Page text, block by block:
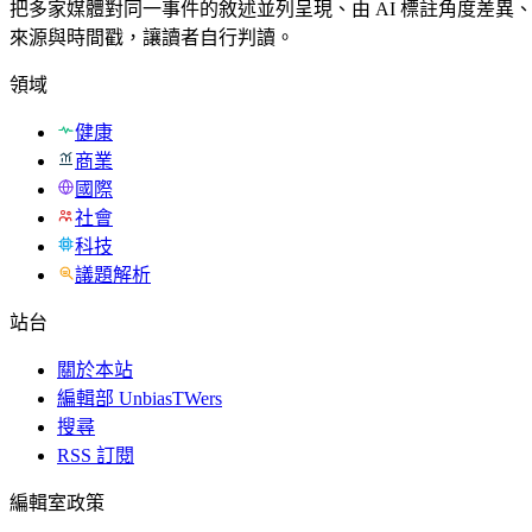
把多家媒體對同一事件的敘述並列呈現、由 AI 標註角度差異、
來源與時間戳，讓讀者自行判讀。
領域
健康
商業
國際
社會
科技
議題解析
站台
關於本站
編輯部 UnbiasTWers
搜尋
RSS 訂閱
編輯室政策